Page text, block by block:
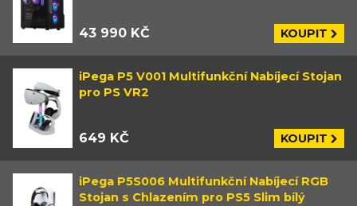
43 990 KČ KOUPIT
iPega P5 V001 Multifunkční Nabíjecí Stojan
pro PS VR2
649 KČ KOUPIT
iPega P5S006 Multifunkční Nabíjecí RGB
Stojan s Chlazením pro PS5 Slim bílý